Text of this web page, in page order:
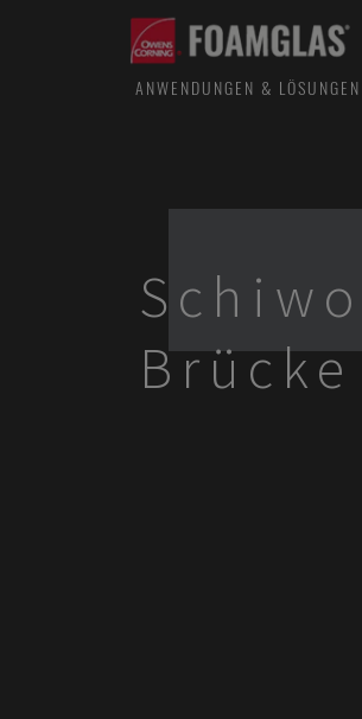
ANWENDUNGEN & LÖSUNGEN
Brücke